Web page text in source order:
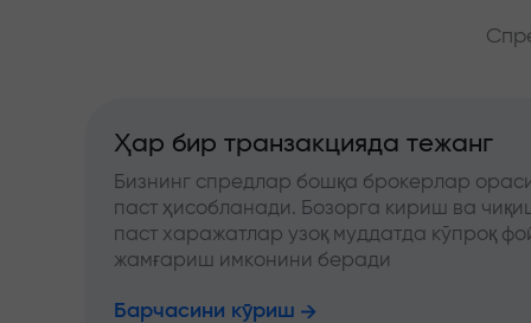
Ҳар бир транзакцияда тежанг
Бизнинг спредлар бошқа брокерлар
паст ҳисобланади. Бозорга кириш ва
паст харажатлар узоқ муддатда кўпроқ
жамғариш имконини беради
Барчасини кўриш